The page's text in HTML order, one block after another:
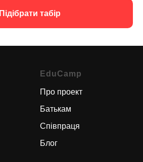
Підібрати табір
EduCamp
Про проект
Батькам
Співпраця
Блог